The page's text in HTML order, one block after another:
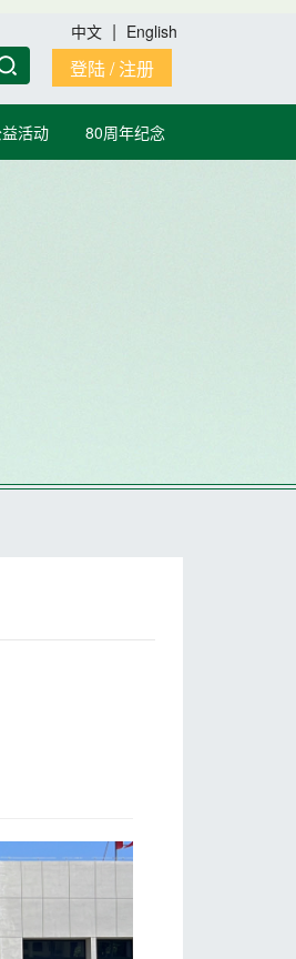
中文 | English
登陆 / 注册
活动 80周年纪念